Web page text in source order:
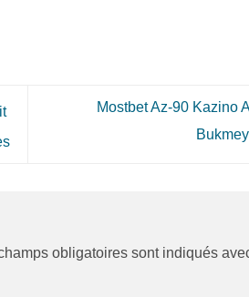
Mostbet Az-90 Kazino
obligatoires sont indiqués